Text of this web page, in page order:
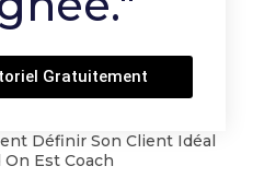
Gratuitement
Définir Son Client Idéal
On Est Coach